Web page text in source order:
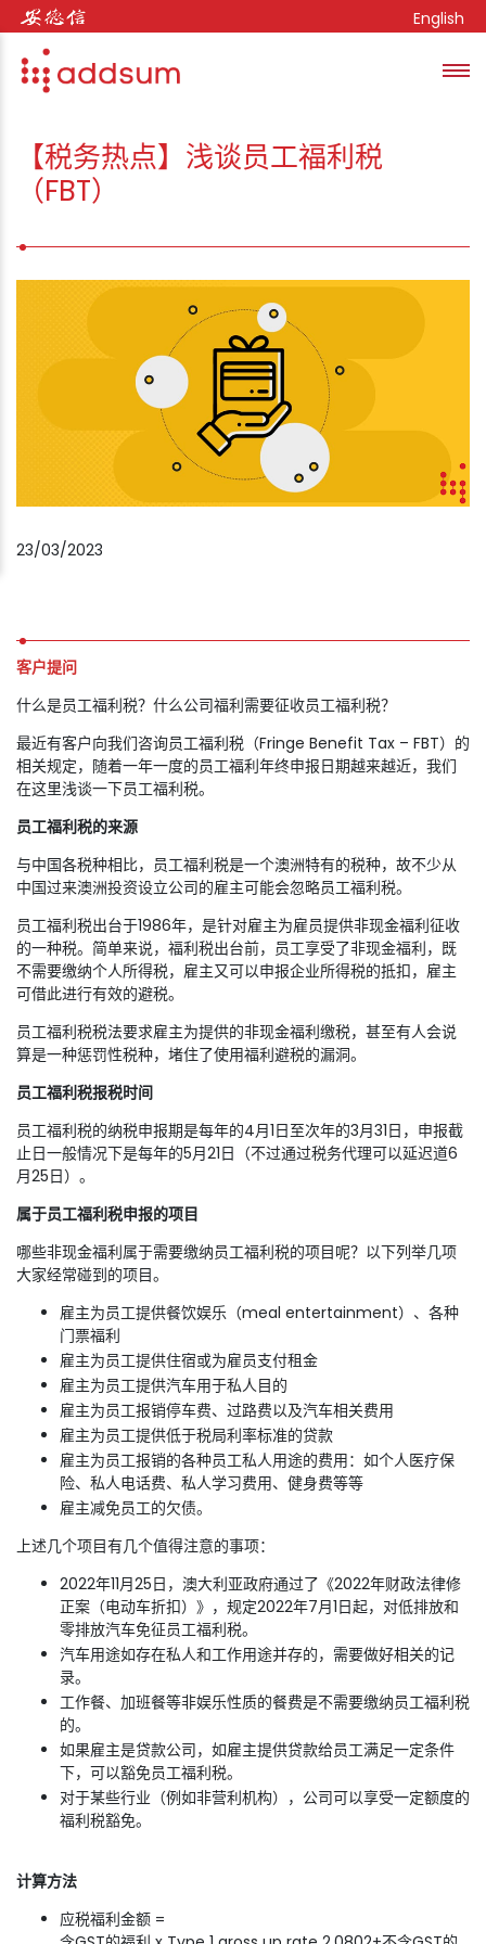
Skip to content English
【税务热点】浅谈员工福利税
（FBT）
23/03/2023
客户提问
什么是员工福利税？什么公司福利需要征收员工福利税？
最近有客户向我们咨询员工福利税（Fringe Benefit Tax – FBT）的
相关规定，随着一年一度的员工福利年终申报日期越来越近，我们
在这里浅谈一下员工福利税。
员工福利税的来源
与中国各税种相比，员工福利税是一个澳洲特有的税种，故不少从
中国过来澳洲投资设立公司的雇主可能会忽略员工福利税。
员工福利税出台于1986年，是针对雇主为雇员提供非现金福利征收
的一种税。简单来说，福利税出台前，员工享受了非现金福利，既
不需要缴纳个人所得税，雇主又可以申报企业所得税的抵扣，雇主
可借此进行有效的避税。
员工福利税税法要求雇主为提供的非现金福利缴税，甚至有人会说
算是一种惩罚性税种，堵住了使用福利避税的漏洞。
员工福利税报税时间
员工福利税的纳税申报期是每年的4月1日至次年的3月31日，申报截
止日一般情况下是每年的5月21日（不过通过税务代理可以延迟道6
月25日）。
属于员工福利税申报的项目
哪些非现金福利属于需要缴纳员工福利税的项目呢？以下列举几项
大家经常碰到的项目。
雇主为员工提供餐饮娱乐（meal entertainment）、各种
门票福利
雇主为员工提供住宿或为雇员支付租金
雇主为员工提供汽车用于私人目的
雇主为员工报销停车费、过路费以及汽车相关费用
雇主为员工提供低于税局利率标准的贷款
雇主为员工报销的各种员工私人用途的费用：如个人医疗保
险、私人电话费、私人学习费用、健身费等等
雇主减免员工的欠债。
上述几个项目有几个值得注意的事项：
2022年11月25日，澳大利亚政府通过了《2022年财政法律修
正案（电动车折扣）》，规定2022年7月1日起，对低排放和
零排放汽车免征员工福利税。
汽车用途如存在私人和工作用途并存的，需要做好相关的记
录。
工作餐、加班餐等非娱乐性质的餐费是不需要缴纳员工福利税
的。
如果雇主是贷款公司，如雇主提供贷款给员工满足一定条件
下，可以豁免员工福利税。
对于某些行业（例如非营利机构），公司可以享受一定额度的
福利税豁免。
计算方法
应税福利金额 =